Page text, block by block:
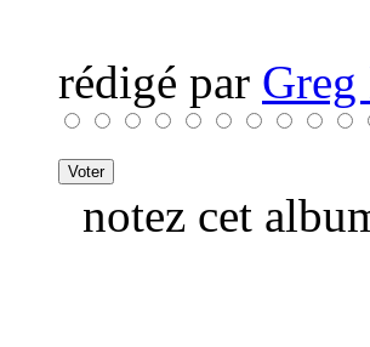
rédigé par Greg
notez cet